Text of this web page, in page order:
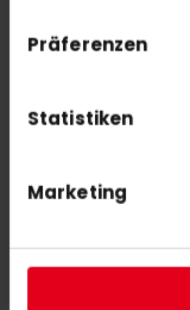
Präferenzen
Statistiken
Marketing
Mit unserem
was News, Tipps und